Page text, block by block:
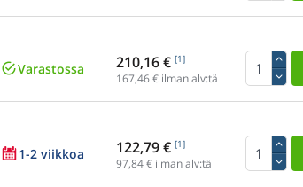
Varastossa 210,16 € [1]
167,46€ ilman alv:tä
1-2 viikkoa 122,79 € [1]
97,84€ ilman alv:tä